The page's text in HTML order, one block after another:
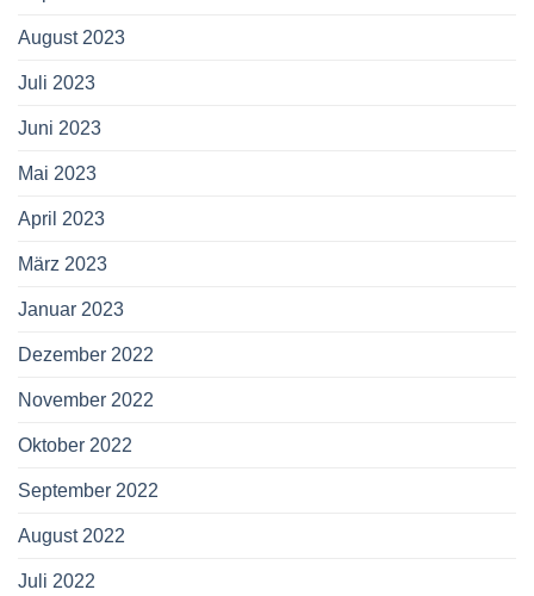
August 2023
Juli 2023
Juni 2023
Mai 2023
April 2023
März 2023
Januar 2023
Dezember 2022
November 2022
Oktober 2022
September 2022
August 2022
Juli 2022